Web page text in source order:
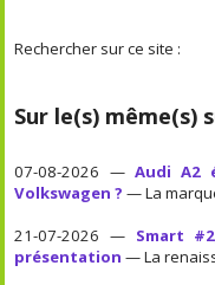
Rechercher sur ce site :
Sur le(s) même(s)
07-08-2026 — Audi A2
Volkswagen ? — La
21-07-2026 — Smart
présentation — La